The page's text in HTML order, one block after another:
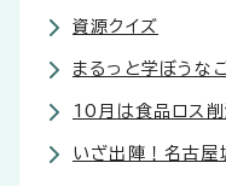
資源クイズ
まるっと学ぼうな
10月は食品ロス削
いざ出陣！名古屋